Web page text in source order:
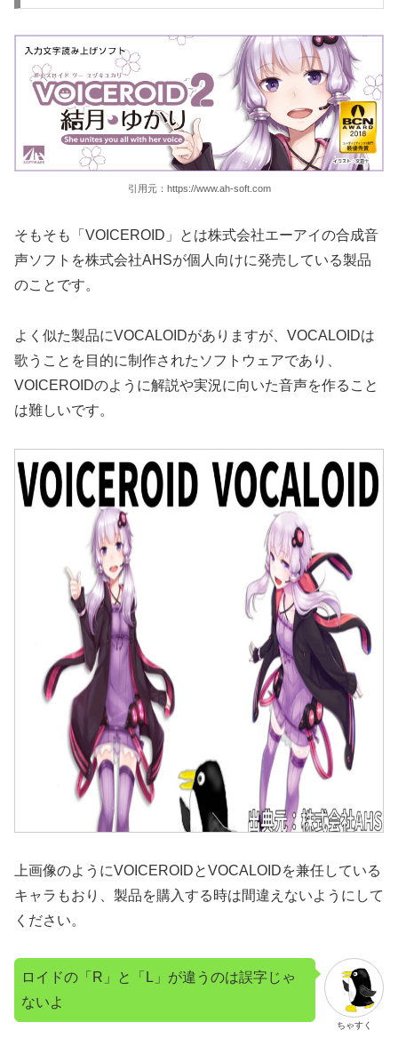
引用元：https://www.ah-soft.com
そもそも「VOICEROID」とは株式会社エーアイの合成音
声ソフトを株式会社AHSが個人向けに発売している製品
のことです。
よく似た製品にVOCALOIDがありますが、VOCALOIDは
歌うことを目的に制作されたソフトウェアであり、
VOICEROIDのように解説や実況に向いた音声を作ること
は難しいです。
上画像のようにVOICEROIDとVOCALOIDを兼任している
キャラもおり、製品を購入する時は間違えないようにして
ください。
ちゃすく
ロイドの「R」と「L」が違うのは誤字じゃ
ないよ